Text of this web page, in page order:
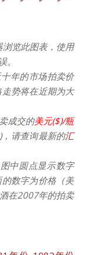
览此图表，使用
年的市场拍卖价
势将在近期为大
成交的美元($)/瓶
请查询最新的汇
中圆点显示数字
数字为价格（美
在2007年的拍卖